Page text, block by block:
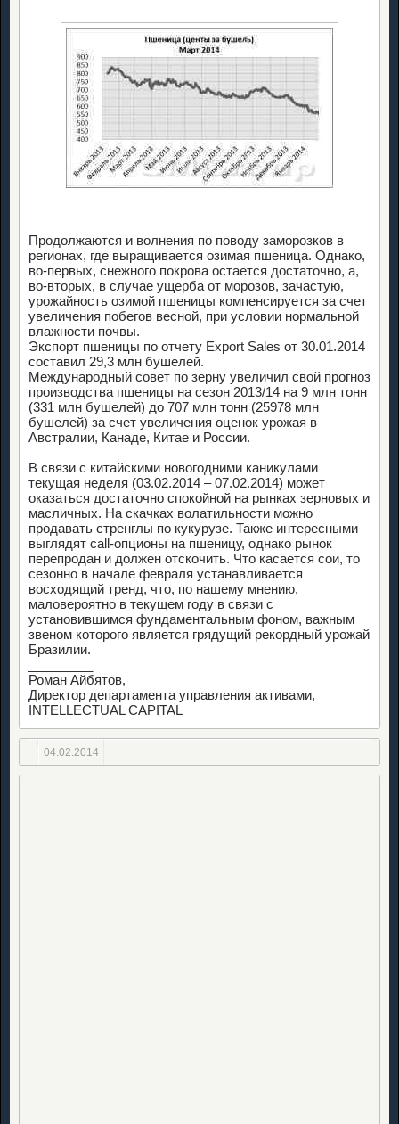
Продолжаются и волнения по поводу заморозков в
регионах, где выращивается озимая пшеница. Однако,
во-первых, снежного покрова остается достаточно, а,
во-вторых, в случае ущерба от морозов, зачастую,
урожайность озимой пшеницы компенсируется за счет
увеличения побегов весной, при условии нормальной
влажности почвы.
Экспорт пшеницы по отчету Export Sales от 30.01.2014
составил 29,3 млн бушелей.
Международный совет по зерну увеличил свой прогноз
производства пшеницы на сезон 2013/14 на 9 млн тонн
(331 млн бушелей) до 707 млн тонн (25978 млн
бушелей) за счет увеличения оценок урожая в
Австралии, Канаде, Китае и России.
В связи с китайскими новогодними каникулами
текущая неделя (03.02.2014 – 07.02.2014) может
оказаться достаточно спокойной на рынках зерновых и
масличных. На скачках волатильности можно
продавать стренглы по кукурузе. Также интересными
выглядят call-опционы на пшеницу, однако рынок
перепродан и должен отскочить. Что касается сои, то
сезонно в начале февраля устанавливается
восходящий тренд, что, по нашему мнению,
маловероятно в текущем году в связи с
установившимся фундаментальным фоном, важным
звеном которого является грядущий рекордный урожай
Бразилии.
Роман Айбятов,
Директор департамента управления активами,
INTELLECTUAL CAPITAL
04.02.2014